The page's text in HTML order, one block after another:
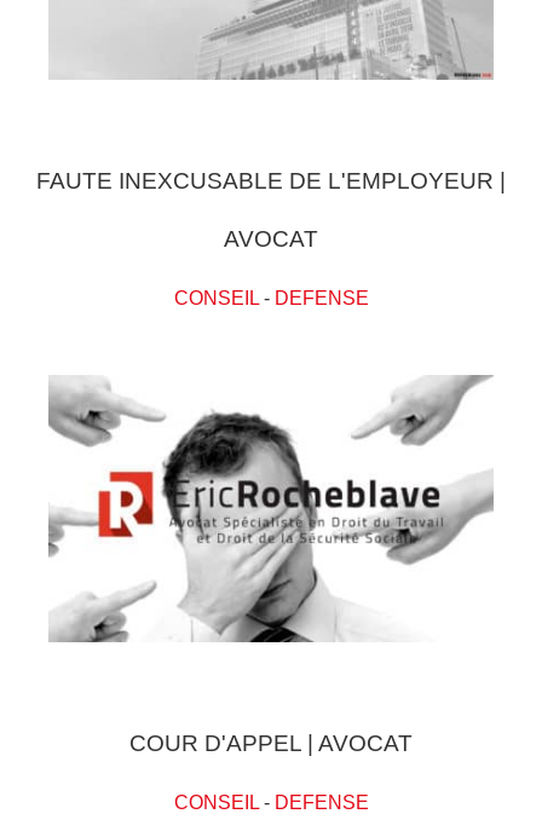
FAUTE INEXCUSABLE DE L'EMPLOYEUR |
AVOCAT
CONSEIL- DEFENSE
COUR D'APPEL | AVOCAT
CONSEIL- DEFENSE